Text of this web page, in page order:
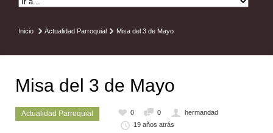
Inicio Actualidad Parroquial Misa del 3 de Mayo
Misa del 3 de Mayo
Actualidad Parroquial 0 0
hermandad
19 años atrás